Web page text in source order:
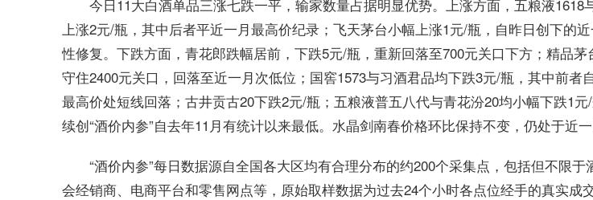
今日11大白酒单品三涨七跌一平，输家数量占据明显优势。上涨方面，五粮液1618
上涨2元/瓶，其中后者平近一月最高价纪录；飞天茅台小幅上涨1元/瓶，自昨日创下的
性修复。下跌方面，青花郎跌幅居前，下跌5元/瓶，重新回落至700元关口下方；精品
守住2400元关口，回落至近一月次低位；国窖1573与习酒君品均下跌3元/瓶，其中前者
最高价处短线回落；古井贡古20下跌2元/瓶；五粮液普五八代与青花汾20均小幅下跌1
续创“酒价内参”自去年11月有统计以来最低。水晶剑南春价格环比保持不变，仍处于近一
“酒价内参”每日数据源自全国各大区均有合理分布的约200个采集点，包括但不限于
会经销商、电商平台和零售网点等，原始取样数据为过去24个小时各点位经手的真实成